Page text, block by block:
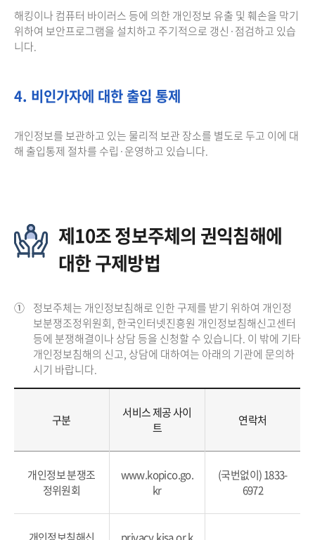
해킹이나 컴퓨터 바이러스 등에 의한 개인정보 유출 및 훼손을 막기
위하여 보안프로그램을 설치하고 주기적으로 갱신·점검하고 있습
니다.
4. 비인가자에 대한 출입 통제
개인정보를 보관하고 있는 물리적 보관 장소를 별도로 두고 이에 대
해 출입통제 절차를 수립·운영하고 있습니다.
제10조 정보주체의 권익침해에
대한 구제방법
① 정보주체는 개인정보침해로 인한 구제를 받기 위하여 개인정
보분쟁조정위원회, 한국인터넷진흥원 개인정보침해신고센터
등에 분쟁해결이나 상담 등을 신청할 수 있습니다. 이 밖에 기타
개인정보침해의 신고, 상담에 대하여는 아래의 기관에 문의하
시기 바랍니다.
구분
서비스 제공 사이
트
연락처
개인정보 분쟁조
정위원회
www.kopico.go.
kr
(국번없이) 1833-
6972
개인정보침해신 privacy.kisa.or.k